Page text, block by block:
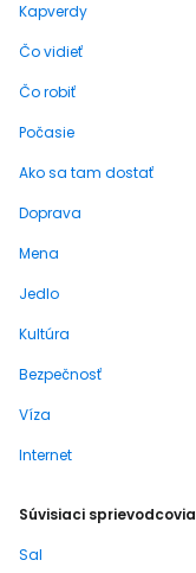
Kapverdy
Čo vidieť
Čo robiť
Počasie
Ako sa tam dostať
Doprava
Mena
Jedlo
Kultúra
Bezpečnosť
Víza
Internet
Súvisiaci sprievodcovia
Sal